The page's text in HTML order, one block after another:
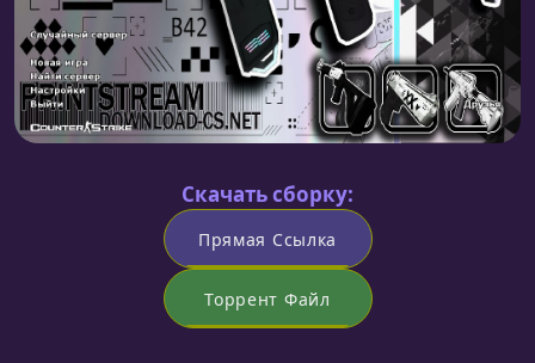
Скачать сборку:
Прямая Ссылка
Торрент Файл